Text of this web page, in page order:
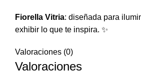
Fiorella Vitria: diseñada para
exhibir lo que te inspira. ✨
Valoraciones (0)
Valoraciones